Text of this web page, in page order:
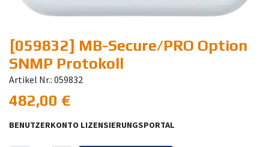
[059832] MB-Secure/PRO Option
SNMP Protokoll
Artikel Nr.: 059832
482,00 €
BENUTZERKONTO LIZENSIERUNGSPORTAL